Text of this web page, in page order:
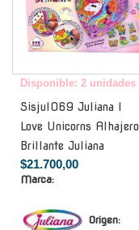
Disponible: 2 unidades
Sisjul069 Juliana I
Love Unicorns Alhajero
Brillante Juliana
$21.700,00
Marca:
Origen: